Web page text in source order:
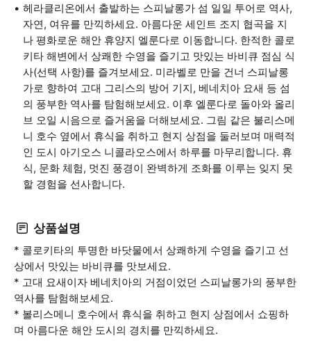
헤라클리온에서 출발하는 스피날롱가 섬 일일 투어로 역사,
자연, 여유를 만끽하세요. 아름다운 세인트 조지 협곡을 지
나 평화로운 해안 휴양지 엘룬다로 이동합니다. 한적한 콜로
키타 해변에서 상쾌한 수영을 즐기고 맛있는 바비큐 점심 식
사(선택 사항)를 즐겨보세요. 미라벨로 만을 건너 스피날롱
가로 향하여 고대 그리스의 방어 기지, 베네치아 요새 등 섬
의 풍부한 역사를 탐험해보세요. 이후 엘룬다로 돌아와 올리
브 오일 시음으로 즐거움을 더해보세요. 그림 같은 불리스메
니 호수 옆에서 휴식을 취하고 현지 상점을 둘러보며 매력적
인 도시 아기오스 니콜라오스에서 하루를 마무리합니다. 휴
식, 문화 체험, 멋진 풍경이 완벽하게 조화를 이루는 잊지 못
할 경험을 선사합니다.
상품설명
* 콜로키타의 투명한 바닷물에서 상쾌하게 수영을 즐기고 선
상에서 맛있는 바비큐를 맛보세요.
* 고대 요새이자 베네치아의 거점이었던 스피날롱가의 풍부한
역사를 탐험해보세요.
* 볼리스메니 호수에서 휴식을 취하고 현지 상점에서 쇼핑하
며 아름다운 해안 도시의 경치를 만끽하세요.